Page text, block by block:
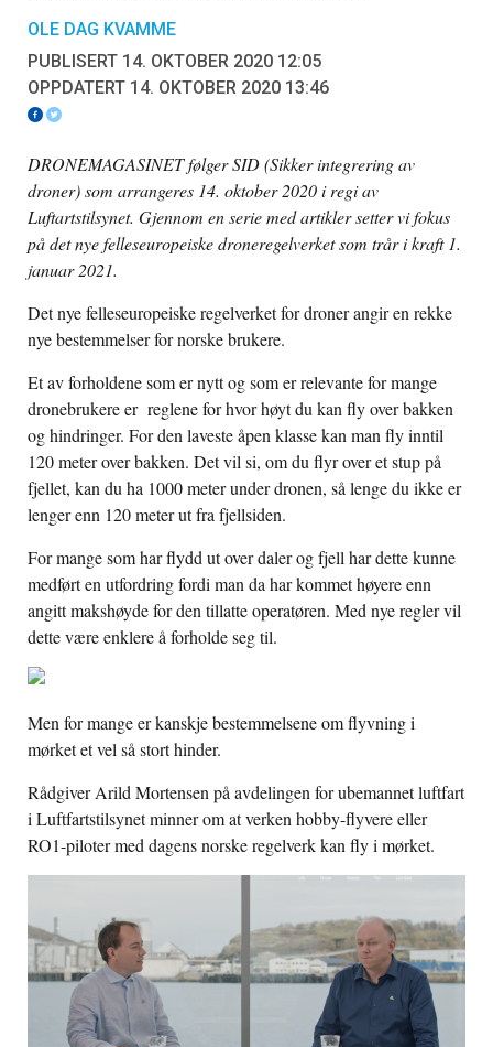
OLE DAG KVAMME
PUBLISERT 14. OKTOBER 2020 12:05
OPPDATERT 14. OKTOBER 2020 13:46
DRONEMAGASINET følger SID (Sikker integrering av
droner) som arrangeres 14. oktober 2020 i regi av
Luftartstilsynet. Gjennom en seriemed artikler setter vi fokus
på det nye felleseuropeiske droneregelverket som trår i kraft 1.
januar 2021.
Det nye felleseuropeiske regelverket for droner angir en rekke
nye bestemmelser for norske brukere.
Et av forholdene som er nytt og som er relevante for mange
dronebrukere er reglene for hvor høyt du kan fly over bakken
og hindringer. For den laveste åpen klasse kan man fly inntil
120 meter over bakken. Det vil si, om du flyr over et stup på
fjellet, kan du ha 1000 meter under dronen, så lenge du ikke er
lenger enn 120 meter ut fra fjellsiden.
For mange som har flydd ut over daler og fjell har dette kunne
medført en utfordring fordi man da har kommet høyere enn
angitt makshøyde for den tillatte operatøren. Med nye regler vil
dette være enklere å forholde seg til.
Men for mange er kanskje bestemmelsene om flyvning i
mørket et vel så stort hinder.
Rådgiver Arild Mortensen på avdelingen for ubemannet luftfart
i Luftfartstilsynet minner om at verken hobby-flyvere eller
RO1-piloter med dagens norske regelverk kan fly i mørket.